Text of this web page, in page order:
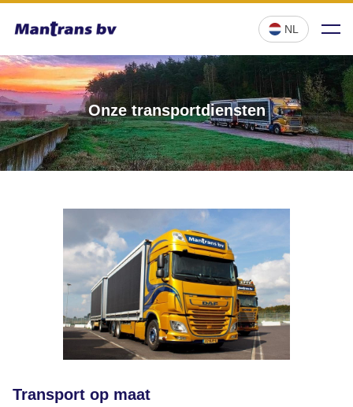
NL
Onze transportdiensten
Transport op maat